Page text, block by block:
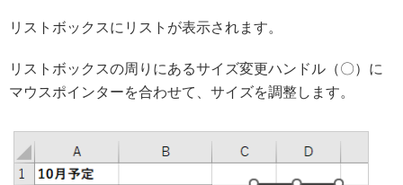
リストボックスにリストが表示されます。
リストボックスの周りにあるサイズ変更ハンドル（〇）に
マウスポインターを合わせて、サイズを調整します。